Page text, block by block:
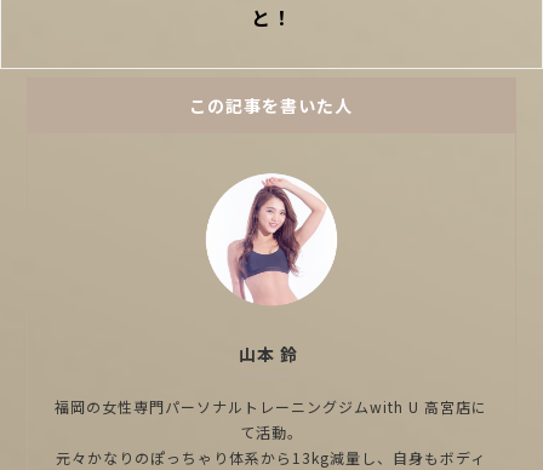
と！
この記事を書いた人
山本 鈴
福岡の女性専門パーソナルトレーニングジムwith U 高宮店に
て活動。
元々かなりのぽっちゃり体系から13kg減量し、自身もボディ